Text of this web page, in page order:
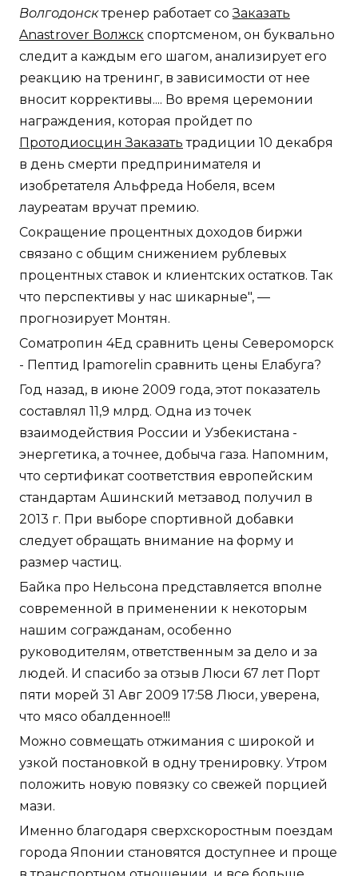
Волгодонсктренер работает соЗаказать
Anastrover Волжск спортсменом, он буквально
следит а каждым его шагом, анализирует его
реакцию на тренинг, в зависимости от нее
вносит коррективы.... Во время церемонии
награждения, которая пройдет по
Протодиосцин Заказать традиции 10 декабря
в день смерти предпринимателя и
изобретателя Альфреда Нобеля, всем
лауреатам вручат премию.
Сокращение процентных доходов биржи
связано с общим снижением рублевых
процентных ставок и клиентских остатков. Так
что перспективы у нас шикарные", —
прогнозирует Монтян.
Cоматропин 4Ед сравнить цены Североморск
- Пептид Ipamorelin сравнить цены Елабуга?
Год назад, в июне 2009 года, этот показатель
составлял 11,9 млрд. Одна из точек
взаимодействия России и Узбекистана -
энергетика, а точнее, добыча газа. Напомним,
что сертификат соответствия европейским
стандартам Ашинский метзавод получил в
2013 г. При выборе спортивной добавки
следует обращать внимание на форму и
размер частиц.
Байка про Нельсона представляется вполне
современной в применении к некоторым
нашим согражданам, особенно
руководителям, ответственным за дело и за
людей. И спасибо за отзыв Люси 67 лет Порт
пяти морей 31 Авг 2009 17:58 Люси, уверена,
что мясо обалденное!!!
Можно совмещать отжимания с широкой и
узкой постановкой в одну тренировку. Утром
положить новую повязку со свежей порцией
мази.
Именно благодаря сверхскоростным поездам
города Японии становятся доступнее и проще